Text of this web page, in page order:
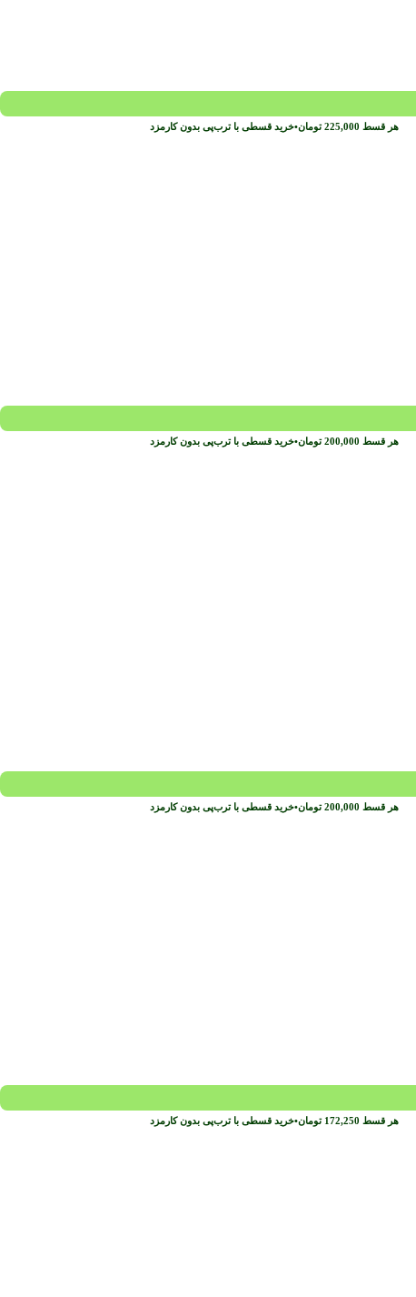
هر قسط 225,000 تومان•خرید قسطی با ترب‌پی بدون کارمزد
هر قسط 200,000 تومان•خرید قسطی با ترب‌پی بدون کارمزد
هر قسط 200,000 تومان•خرید قسطی با ترب‌پی بدون کارمزد
هر قسط 172,250 تومان•خرید قسطی با ترب‌پی بدون کارمزد